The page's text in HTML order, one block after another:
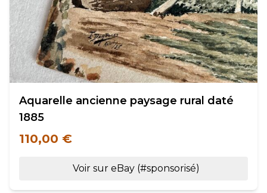
Aquarelle ancienne paysage rural daté
1885
110,00 €
Voir sur eBay (#sponsorisé)